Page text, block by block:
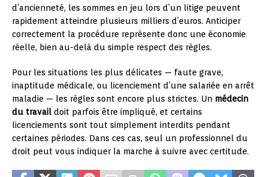
d’ancienneté, les sommes en jeu lors d’un litige peuvent
rapidement atteindre plusieurs milliers d’euros. Anticiper
correctement la procédure représente donc une économie
réelle, bien au-delà du simple respect des règles.
Pour les situations les plus délicates — faute grave,
inaptitude médicale, ou licenciement d’une salariée en arrêt
maladie — les règles sont encore plus strictes. Un médecin
du travail doit parfois être impliqué, et certains
licenciements sont tout simplement interdits pendant
certaines périodes. Dans ces cas, seul un professionnel du
droit peut vous indiquer la marche à suivre avec certitude.